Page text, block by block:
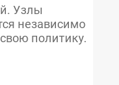
Узлы
независимо
политику.